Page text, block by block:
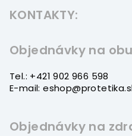
KONTAKTY:
Objednávky na
Tel.: +421 902 966 598
E-mail:
Objednávky na